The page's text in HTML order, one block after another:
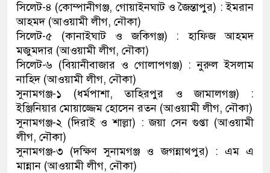
সিলেট-৪ (কোম্পানীগঞ্জ, গোয়াইনঘাট ও জৈন্তাপুর) : ইমরান
আহমদ (আওয়ামী লীগ, নৌকা)
সিলেট-৫ (কানাইঘাট ও জকিগঞ্জ) : হাফিজ আহমদ
মজুমদার (আওয়ামী লীগ, নৌকা)
সিলেট-৬ (বিয়ানীবাজার ও গোলাপগঞ্জ) : নুরুল ইসলাম
নাহিদ (আওয়ামী লীগ, নৌকা)
সুনামগঞ্জ-১ (ধর্মপাশা, তাহিরপুর ও জামালগঞ্জ) :
ইঞ্জিনিয়ার মোয়াজ্জেম হোসেন রতন (আওয়ামী লীগ, নৌকা)
সুনামগঞ্জ-২ (দিরাই ও শাল্লা) : জয়া সেন গুপ্তা (আওয়ামী
লীগ, নৌকা)
সুনামগঞ্জ-৩ (দক্ষিণ সুনামগঞ্জ ও জগন্নাথপুর) : এম এ
মান্নান (আওয়ামী লীগ, নৌকা)